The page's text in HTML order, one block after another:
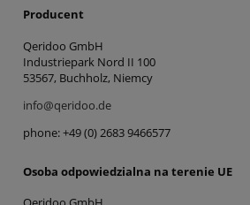
Producent
Qeridoo GmbH
Industriepark Nord II 100
53567, Buchholz, Niemcy
info@qeridoo.de
phone: +49 (0) 2683 9466577
Osoba odpowiedzialna na terenie UE